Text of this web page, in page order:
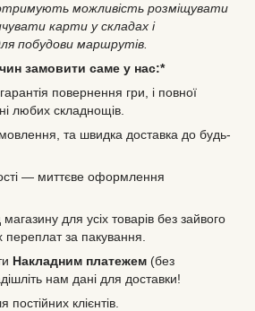
можливість розміщувати
карти у складах і
побудови маршрутів.
замовити саме у нас:*
повернення гри, і повної
любих складнощів.
та швидка доставка до будь-
— миттєве оформлення
для усіх товарів без зайвого
переплат за пакування.
Накладним платежем (без
нам дані для доставки!
клієнтів.